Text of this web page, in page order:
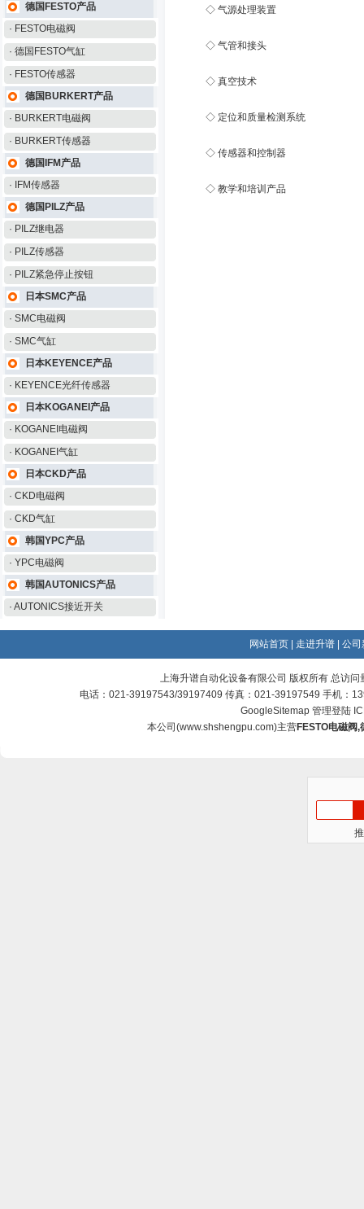
德国FESTO产品
· FESTO电磁阀
· 德国FESTO气缸
· FESTO传感器
德国BURKERT产品
· BURKERT电磁阀
· BURKERT传感器
德国IFM产品
· IFM传感器
德国PILZ产品
· PILZ继电器
· PILZ传感器
· PILZ紧急停止按钮
日本SMC产品
· SMC电磁阀
· SMC气缸
日本KEYENCE产品
· KEYENCE光纤传感器
日本KOGANEI产品
· KOGANEI电磁阀
· KOGANEI气缸
日本CKD产品
· CKD电磁阀
· CKD气缸
韩国YPC产品
· YPC电磁阀
韩国AUTONICS产品
· AUTONICS接近开关
◇ 气源处理装置
◇ 气管和接头
◇ 真空技术
◇ 定位和质量检测系统
◇ 传感器和控制器
◇ 教学和培训产品
网站首页 走进升谱 公司
上海升谱自动化设备有限公司 版权所有 总访问
电话：021-39197543/39197409 传真：021-39197549 手机：
GoogleSitemap 管理登陆
本公司(www.shshengpu.com)主营FESTO电磁阀,